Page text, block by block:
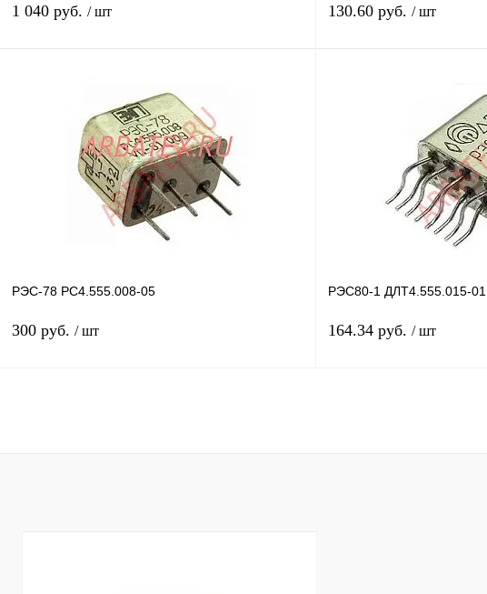
1 040 руб. / шт
Купить в 1 клик Сравнение
В избранное
наличии
130.60 руб. / шт
РЭС-78 РС4.555.008-05
300 руб. / шт
Купить в 1 клик Сравнение
РЭС80-1 ДЛТ4.555.015-01
164.34 руб. / шт
Купить в 1 клик